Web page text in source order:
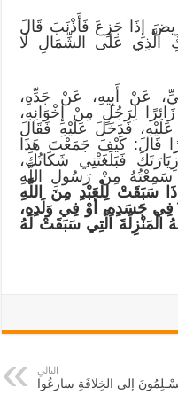
إِذَا جَزِعَ فَأَذْنَبَ قَالَ
الَّذِي عَلَى الشِّمَالِ لَا
عَنْ أَبِيهِ، عَنْ جَدِّهِ،
لِرَجُلٍ مِنْ إِخْوَانِهِ،
فَدَخَلَ عَلَيْهِ فَقَالَ
قَالَ: كَيْفَ جَمَعْتَ هَذَا
فَبَلَغَتْنِي شَكَاتُكَ،
سَمِعْتُهُ مِنْ رَسُولِ اللَّهِ
سَبَقَتْ لِلْعَبْدِ مِنَ اللَّهِ
فِي جَسَدِهِ، أَوْ فِيوَلَدِهِ،
الْمَنْزِلَةَ الَّتِي سَبَقَتْ لَهُ
التالي
إلى الخِلافَةِ سارِعُوا